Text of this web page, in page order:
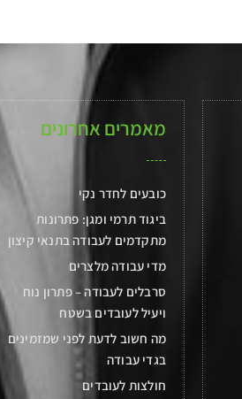
מאמרים אחרונים
כובעים לחדר נקי
ביגוד תרמי ומגן: פתרונות
מתקדמים לעבודה בתנאי קיצון
מדי עבודה מלצרים
סרבלים לעבודה – פתרון נוח
ויעיל לעובדים בשטח
מה חשוב לדעת לפני שמזמינים
בגדי עבודה
חולצות לעובדים